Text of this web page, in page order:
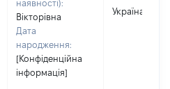
наявності):
Вікторівна
Дата
народження:
[Конфіденційна
інформація]
Україна